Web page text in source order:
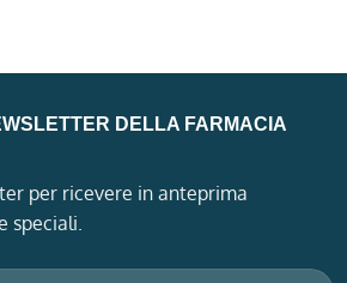
DELLA FARMACIA
per ricevere in anteprima
speciali.